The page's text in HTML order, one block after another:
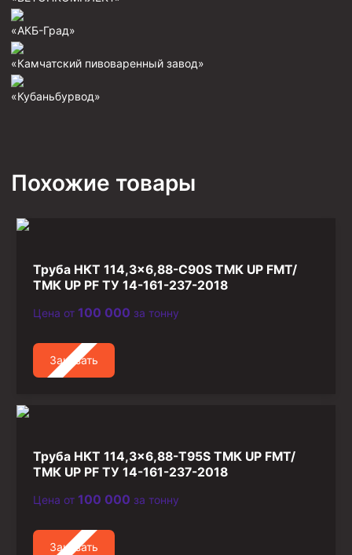
Фрезеры кольцевые
Фрезеры-долота торцевые
Клинья — отклонители
Быстроразъёмные соединения (БРС)
Рукава буровые
Стропы
Стропы канатные
Канаты стальные
Элементы линии обвязки
«АКБ-Град»
«Камчатский пивоваренный завод»
«Кубаньбурвод»
Похожие товары
Труба НКТ 114,3×6,88-C90S ТМК UP FMT/
ТМК UP PF ТУ 14-161-237-2018
Цена от 100 000 за тонну
Заказать
Труба НКТ 114,3×6,88-T95S ТМК UP FMT/
ТМК UP PF ТУ 14-161-237-2018
Цена от 100 000 за тонну
Заказать